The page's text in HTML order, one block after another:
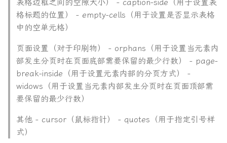
表格边框之间的空隙大小） - caption-side（用于设置表
格标题的位置） - empty-cells（用于设置是否显示表格
中的空单元格）
页面设置（对于印刷物） - orphans（用于设置当元素内
部发生分页时在页面底部需要保留的最少行数） - page-
break-inside（用于设置元素内部的分页方式） -
widows（用于设置当元素内部发生分页时在页面顶部需
要保留的最少行数）
其他 - cursor（鼠标指针） - quotes（用于指定引号样
式）